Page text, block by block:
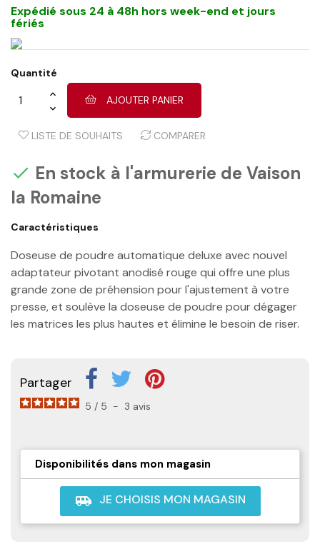
Expédié sous 24 à 48h hors week-end et jours
fériés
Quantité
AJOUTER PANIER
LISTE DE SOUHAITS COMPARER
 En stock à l'armurerie de Vaison
la Romaine
Caractéristiques
Doseuse de poudre automatique deluxe avec nouvel
adaptateur pivotant anodisé rouge qui offre une plus
grande zone de préhension pour l'ajustement à votre
presse, et soulève la doseuse de poudre pour dégager
les matrices les plus hautes et élimine le besoin de riser.
Partager
5 / 5 - 3 avis
Disponibilités dans mon magasin
airport_shuttle JE CHOISIS MON MAGASIN